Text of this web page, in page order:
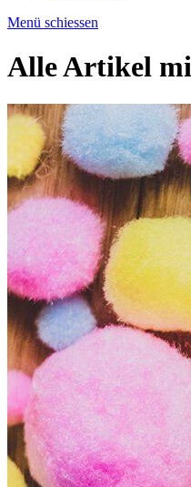
Menü schiessen
Alle Artikel